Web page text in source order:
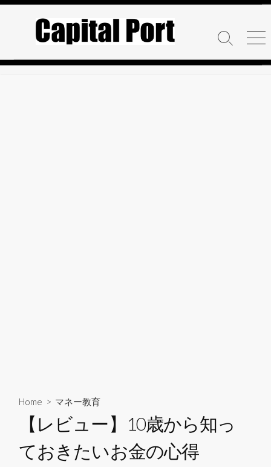
コ
ツ
検
ト
メ
ュ
Home > マネー教育
【レビュー】10歳から知っ
ておきたいお金の心得